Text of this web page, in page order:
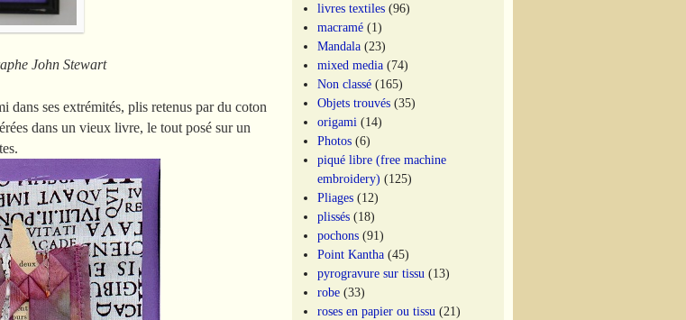
Stewart
ses extrémités, plis retenus par du coton
dans un vieux livre, le tout posé sur un
livres textiles (96)
macramé (1)
Mandala (23)
mixed media (74)
Non classé (165)
Objets trouvés (35)
origami (14)
Photos (6)
piqué libre (free machine
embroidery) (125)
Pliages (12)
plissés (18)
pochons (91)
Point Kantha (45)
pyrogravure sur tissu (13)
robe (33)
roses en papier ou tissu (21)